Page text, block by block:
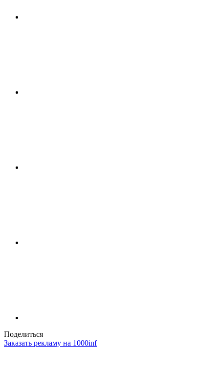
Поделиться
Заказать рекламу на 1000inf